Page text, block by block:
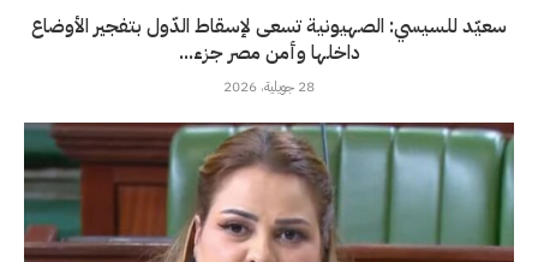
سعيّد للسيسي: الصهيونية تسعى لإسقاط الدّول بتفجير الأوضاع
داخلها وأمن مصر جزء...
28 جويلية، 2026